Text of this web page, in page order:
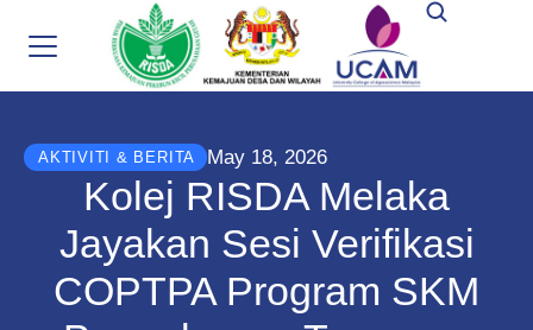
AKTIVITI & BERITA May 18, 2026
Kolej RISDA Melaka
Jayakan Sesi Verifikasi
COPTPA Program SKM